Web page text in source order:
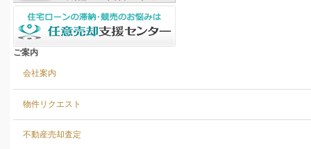
ご案内
会社案内
物件リクエスト
不動産売却査定